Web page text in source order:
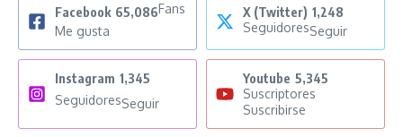
Facebook 65,086Fans
Me gusta
X (Twitter) 1,248
SeguidoresSeguir
Instagram 1,345
SeguidoresSeguir
Youtube 5,345
Suscriptores
Suscribirse